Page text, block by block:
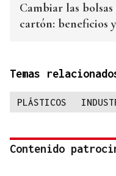
Cambiar las
cartón: beneficios
Temas
PLÁSTICOS
Contenido